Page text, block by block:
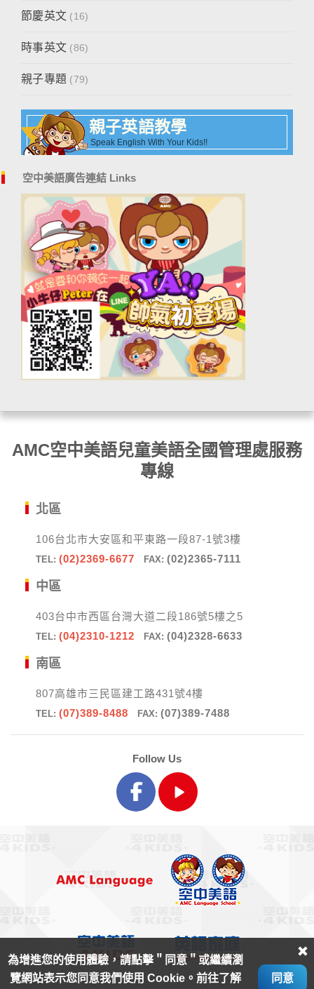
節慶英文 (16)
時事英文 (86)
親子專題 (79)
親子英語教學
Speak English With Your Kids!!
空中美語廣告連結 Links
AMC空中美語兒童美語全國管理處服務
專線
北區
106台北市大安區和平東路一段87-1號3樓
TEL: (02)2369-6677 FAX: (02)2365-7111
中區
403台中市西區台灣大道二段186號5樓之5
TEL: (04)2310-1212 FAX: (04)2328-6633
南區
807高雄市三民區建工路431號4樓
TEL: (07)389-8488 FAX: (07)389-7488
Follow Us
為增進您的使用體驗，請點擊＂同意＂或繼續瀏
覽網站表示您同意我們使用 Cookie。前往了解
同意